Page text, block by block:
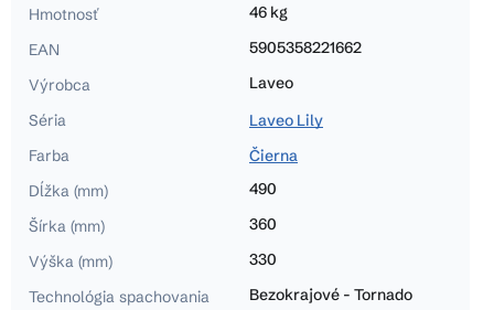
Hmotnosť
46 kg
EAN
5905358221662
Výrobca
Laveo
Séria
Laveo Lily
Farba
Čierna
Dĺžka (mm)
490
Šírka (mm)
360
Výška (mm)
330
Technológia spachovania
Bezokrajové - Tornado